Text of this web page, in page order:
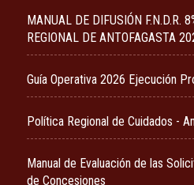
MANUAL DE DIFUSIÓN F.N.D.R.
REGIONAL DE ANTOFAGASTA
Guía Operativa 2026 Ejecución
Política Regional de Cuidados -
Manual de Evaluación de las
de Concesiones